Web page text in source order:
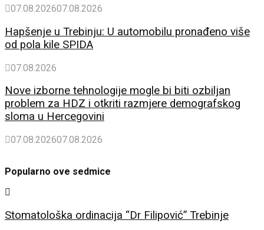
07.08.202607.08.2026
Hapšenje u Trebinju: U automobilu pronađeno više
od pola kile SPIDA
07.08.2026
Nove izborne tehnologije mogle bi biti ozbiljan
problem za HDZ i otkriti razmjere demografskog
sloma u Hercegovini
07.08.202607.08.2026
Popularno ove sedmice
Stomatološka ordinacija “Dr Filipović” Trebinje